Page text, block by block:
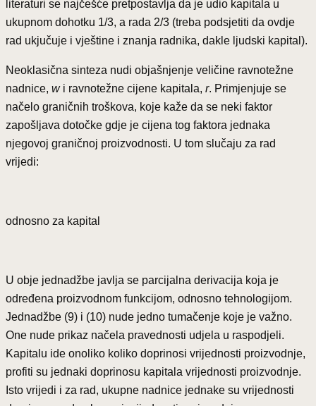
literaturi se najčešće pretpostavlja da je udio kapitala u
ukupnom dohotku 1/3, a rada 2/3 (treba podsjetiti da ovdje
rad ukjučuje i vještine i znanja radnika, dakle ljudski kapital).
Neoklasična sinteza nudi objašnjenje veličine ravnotežne
nadnice, w i ravnotežne cijene kapitala, r. Primjenjuje se
načelo graničnih troškova, koje kaže da se neki faktor
zapošljava dotočke gdje je cijena tog faktora jednaka
njegovoj graničnoj proizvodnosti. U tom slučaju za rad
vrijedi:
odnosno za kapital
U obje jednadžbe javlja se parcijalna derivacija koja je
određena proizvodnom funkcijom, odnosno tehnologijom.
Jednadžbe (9) i (10) nude jedno tumačenje koje je važno.
One nude prikaz načela pravednosti udjela u raspodjeli.
Kapitalu ide onoliko koliko doprinosi vrijednosti proizvodnje,
profiti su jednaki doprinosu kapitala vrijednosti proizvodnje.
Isto vrijedi i za rad, ukupne nadnice jednake su vrijednosti